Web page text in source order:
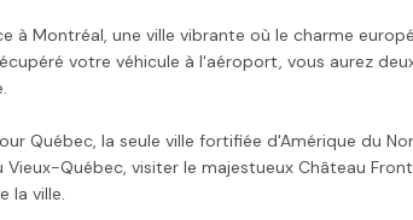
à Montréal, une ville vibrante où le charme
votre véhicule à l'aéroport, vous aurez
Québec, la seule ville fortifiée d'Amérique du
Vieux-Québec, visiter le majestueux Château
la ville.